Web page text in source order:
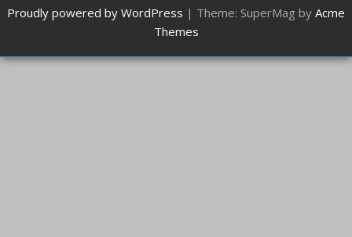
Proudly powered by WordPress | Theme: SuperMag by Acme
Themes